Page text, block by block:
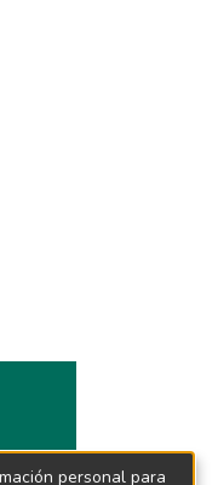
personal para